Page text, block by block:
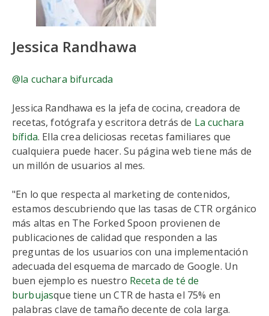
Jessica Randhawa
@la cuchara bifurcada
Jessica Randhawa es la jefa de cocina, creadora de
recetas, fotógrafa y escritora detrás de La cuchara
bífida. Ella crea deliciosas recetas familiares que
cualquiera puede hacer. Su página web tiene más de
un millón de usuarios al mes.
"En lo que respecta al marketing de contenidos,
estamos descubriendo que las tasas de CTR orgánico
más altas en The Forked Spoon provienen de
publicaciones de calidad que responden a las
preguntas de los usuarios con una implementación
adecuada del esquema de marcado de Google. Un
buen ejemplo es nuestro Receta de té de
burbujasque tiene un CTR de hasta el 75% en
palabras clave de tamaño decente de cola larga.